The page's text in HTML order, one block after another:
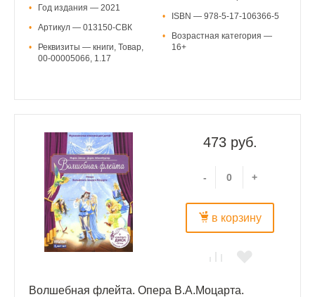
•
Год издания — 2021
•
Артикул — 013150-СВК
•
Реквизиты — книги, Товар,
00-00005066, 1.17
•
ISBN — 978-5-17-106366-5
•
Возрастная категория —
16+
473 руб.
- +
в корзину
Волшебная флейта. Опера В.А.Моцарта.